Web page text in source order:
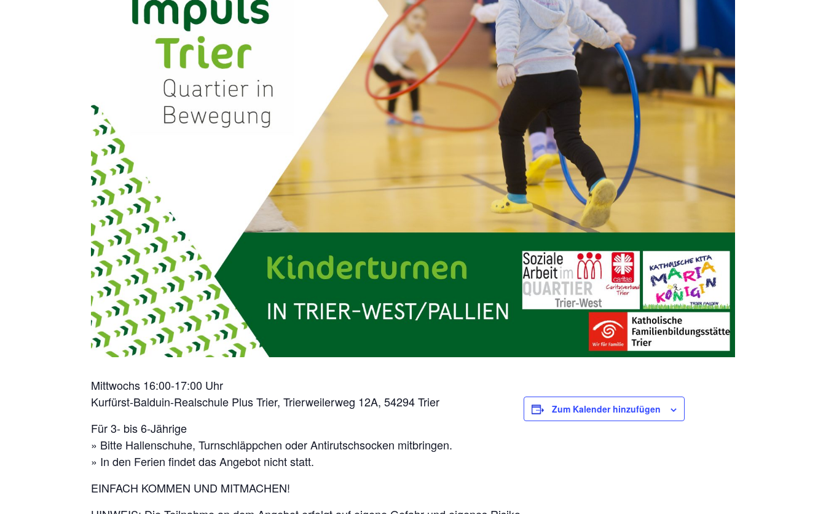
Mittwochs 16:00-17:00 Uhr
Kurfürst-Balduin-Realschule Plus Trier, Trierweilerweg 12A, 54294 Trier
Für 3- bis 6-Jährige
» Bitte Hallenschuhe, Turnschläppchen oder Antirutschsocken mitbringen.
» In den Ferien findet das Angebot nicht statt.
EINFACH KOMMEN UND MITMACHEN!
Zum Kalender hinzufügen